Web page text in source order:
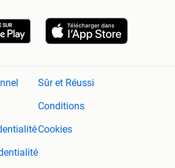
Sûr et Réussi
Conditions
Cookies